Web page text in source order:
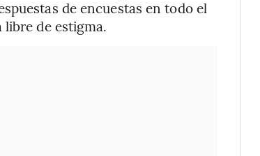
de encuestas en todo el
de estigma.